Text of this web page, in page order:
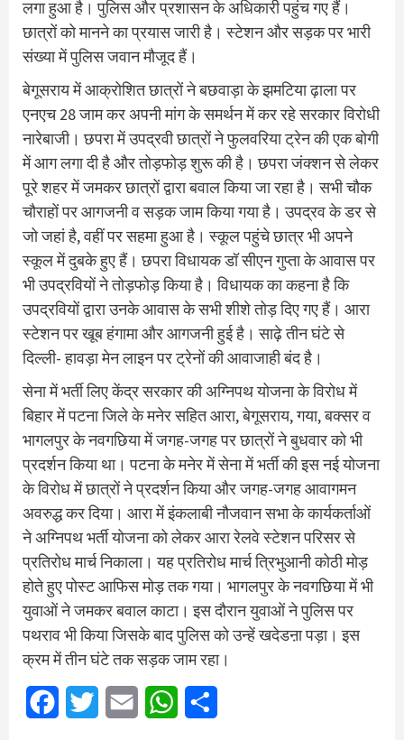
लगा हुआ है। पुलिस और प्रशासन के अधिकारी पहुंच गए हैं।
छात्रों को मानने का प्रयास जारी है। स्टेशन और सड़क पर भारी
संख्या में पुलिस जवान मौजूद हैं।
बेगूसराय में आक्रोशित छात्रों ने बछवाड़ा के झमटिया ढ़ाला पर
एनएच 28 जाम कर अपनी मांग के समर्थन में कर रहे सरकार विरोधी
नारेबाजी। छपरा में उपद्रवी छात्रों ने फुलवरिया ट्रेन की एक बोगी
में आग लगा दी है और तोड़फोड़ शुरू की है। छपरा जंक्शन से लेकर
पूरे शहर में जमकर छात्रों द्वारा बवाल किया जा रहा है। सभी चौक
चौराहों पर आगजनी व सड़क जाम किया गया है। उपद्रव के डर से
जो जहां है, वहीं पर सहमा हुआ है। स्कूल पहुंचे छात्र भी अपने
स्कूल में दुबके हुए हैं। छपरा विधायक डॉ सीएन गुप्ता के आवास पर
भी उपद्रवियों ने तोड़फोड़ किया है। विधायक का कहना है कि
उपद्रवियों द्वारा उनके आवास के सभी शीशे तोड़ दिए गए हैं। आरा
स्टेशन पर खूब हंगामा और आगजनी हुई है। साढ़े तीन घंटे से
दिल्ली- हावड़ा मेन लाइन पर ट्रेनों की आवाजाही बंद है।
सेना में भर्ती लिए केंद्र सरकार की अग्निपथ योजना के विरोध में
बिहार में पटना जिले के मनेर सहित आरा, बेगूसराय, गया, बक्सर व
भागलपुर के नवगछिया में जगह-जगह पर छात्रों ने बुधवार को भी
प्रदर्शन किया था। पटना के मनेर में सेना में भर्ती की इस नई योजना
के विरोध में छात्रों ने प्रदर्शन किया और जगह-जगह आवागमन
अवरुद्ध कर दिया। आरा में इंकलाबी नौजवान सभा के कार्यकर्ताओं
ने अग्निपथ भर्ती योजना को लेकर आरा रेलवे स्टेशन परिसर से
प्रतिरोध मार्च निकाला। यह प्रतिरोध मार्च त्रिभुआनी कोठी मोड़
होते हुए पोस्ट आफिस मोड़ तक गया। भागलपुर के नवगछिया में भी
युवाओं ने जमकर बवाल काटा। इस दौरान युवाओं ने पुलिस पर
पथराव भी किया जिसके बाद पुलिस को उन्हें खदेडऩा पड़ा। इस
क्रम में तीन घंटे तक सड़क जाम रहा।
FacebookTwitter Email WhatsApp